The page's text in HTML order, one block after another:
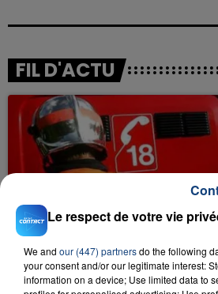
FIL D'ACTU
23 juillet 2026
INCENDIE MORTEL À LENS :
SON BÉBÉ ENTRE LA VIE ET
Un homme s'est immolé par
Le respect de votre vie
We and our (447) partnersdo the following
your consent and/or our legitimate interest:
information on a device; Use limited data to